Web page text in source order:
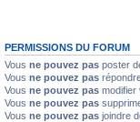
PERMISSIONS DU FORUM
Vous ne pouvez pas poster
Vous ne pouvez pas
Vous ne pouvez pas modifier
Vous ne pouvez pas
Vous ne pouvez pas joindre